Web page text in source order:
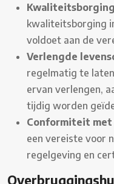
Kwaliteitsborging
kwaliteitsborging
voldoet aan de
Verlengde
regelmatig te
ervan verlengen,
tijdig worden
Conformiteit
een vereiste voor
regelgeving en